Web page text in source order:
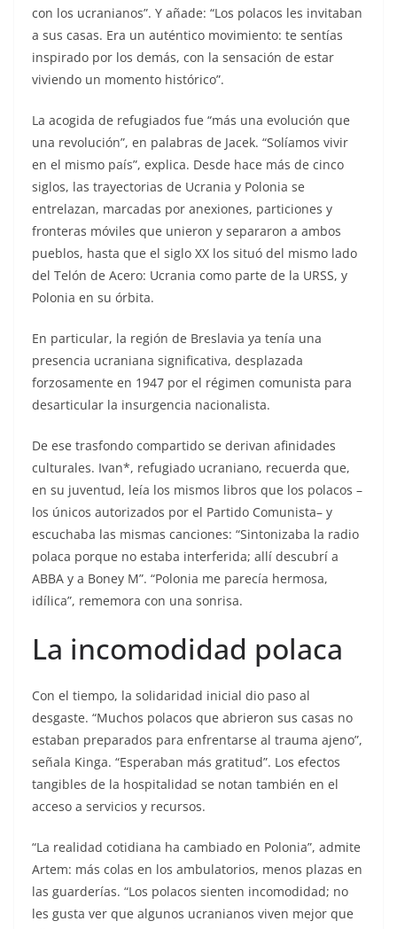
con los ucranianos”. Y añade: “Los polacos les invitaban
a sus casas. Era un auténtico movimiento: te sentías
inspirado por los demás, con la sensación de estar
viviendo un momento histórico”.
La acogida de refugiados fue “más una evolución que
una revolución”, en palabras de Jacek. “Solíamos vivir
en el mismo país”, explica. Desde hace más de cinco
siglos, las trayectorias de Ucrania y Polonia se
entrelazan, marcadas por anexiones, particiones y
fronteras móviles que unieron y separaron a ambos
pueblos, hasta que el siglo XX los situó del mismo lado
del Telón de Acero: Ucrania como parte de la URSS, y
Polonia en su órbita.
En particular, la región de Breslavia ya tenía una
presencia ucraniana significativa, desplazada
forzosamente en 1947 por el régimen comunista para
desarticular la insurgencia nacionalista.
De ese trasfondo compartido se derivan afinidades
culturales. Ivan*, refugiado ucraniano, recuerda que,
en su juventud, leía los mismos libros que los polacos –
los únicos autorizados por el Partido Comunista– y
escuchaba las mismas canciones: “Sintonizaba la radio
polaca porque no estaba interferida; allí descubrí a
ABBA y a Boney M”. “Polonia me parecía hermosa,
idílica”, rememora con una sonrisa.
La incomodidad polaca
Con el tiempo, la solidaridad inicial dio paso al
desgaste. “Muchos polacos que abrieron sus casas no
estaban preparados para enfrentarse al trauma ajeno”,
señala Kinga. “Esperaban más gratitud”. Los efectos
tangibles de la hospitalidad se notan también en el
acceso a servicios y recursos.
“La realidad cotidiana ha cambiado en Polonia”, admite
Artem: más colas en los ambulatorios, menos plazas en
las guarderías. “Los polacos sienten incomodidad; no
les gusta ver que algunos ucranianos viven mejor que